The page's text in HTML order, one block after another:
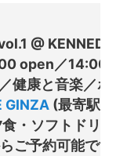
@ KENNEDY
open／14:00
／健康と音楽／ボ
GINZA (最寄駅：
・ソフトドリン
ご予約可能です。